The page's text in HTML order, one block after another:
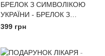
БРЕЛОК З СИМВОЛІКОЮ
УКРАЇНИ - БРЕЛОК З
НОМЕРОМ ЙОГО АВТО ЗА 1
399 грн